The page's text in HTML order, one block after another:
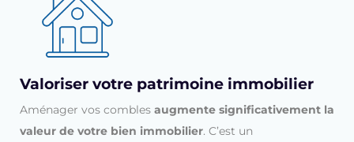
Valoriser votre patrimoine immobilier
Aménager vos combles augmente significativement la
valeur de votre bien immobilier. C’est un